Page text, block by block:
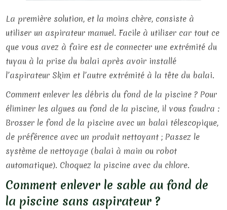
La première solution, et la moins chère, consiste à
utiliser un aspirateur manuel. Facile à utiliser car tout ce
que vous avez à faire est de connecter une extrémité du
tuyau à la prise du balai après avoir installé
l’aspirateur Skim et l’autre extrémité à la tête du balai.
Comment enlever les débris du fond de la piscine ? Pour
éliminer les algues au fond de la piscine, il vous faudra :
Brosser le fond de la piscine avec un balai télescopique,
de préférence avec un produit nettoyant ; Passez le
système de nettoyage (balai à main ou robot
automatique). Choquez la piscine avec du chlore.
Comment enlever le sable au fond de
la piscine sans aspirateur ?